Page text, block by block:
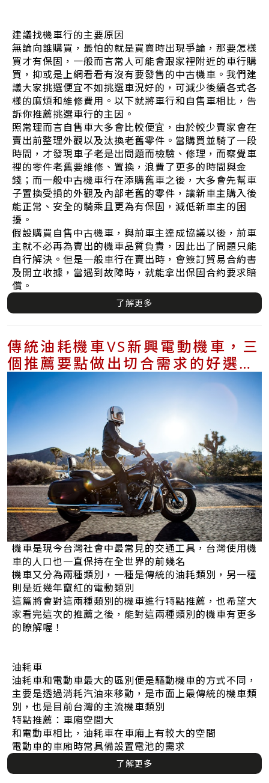
建議找機車行的主要原因
無論向誰購買，最怕的就是買賣時出現爭論，那要怎樣
買才有保固，一般而言常人可能會跟家裡附近的車行購
買，抑或是上網看看有沒有要發售的中古機車。我們建
議大家挑選便宜不如挑選車況好的，可減少後續各式各
樣的麻煩和維修費用。以下就將車行和自售車相比，告
訴你推薦挑選車行的主因。
照常理而言自售車大多會比較便宜，由於較少賣家會在
賣出前整理外觀以及汰換老舊零件。當購買並騎了一段
時間，才發現車子老是出問題而檢驗、修理，而察覺車
裡的零件老舊要維修、置換，浪費了更多的時間與金
錢；而一般中古機車行在添購舊車之後，大多會先幫車
子置換受損的外觀及內部老舊的零件，讓新車主購入後
能正常、安全的騎乘且更為有保固，減低新車主的困
擾。
假設購買自售中古機車，與前車主達成協議以後，前車
主就不必再為賣出的機車品質負責，因此出了問題只能
自行解決。但是一般車行在賣出時，會簽訂貿易合約書
及開立收據，當遇到故障時，就能拿出保固合約要求賠
償。
了解更多
傳統油耗機車VS新興電動機車，三
個推薦要點做出切合需求的好選
機車是現今台灣社會中最常見的交通工具，台灣使用機
車的人口也一直保持在全世界的前幾名
機車又分為兩種類別，一種是傳統的油耗類別，另一種
則是近幾年竄紅的電動類別
這篇將會對這兩種類別的機車進行特點推薦，也希望大
家看完這次的推薦之後，能對這兩種類別的機車有更多
的瞭解喔！
油耗車
油耗車和電動車最大的區別便是驅動機車的方式不同，
主要是透過消耗汽油來移動，是市面上最傳統的機車類
別，也是目前台灣的主流機車類別
特點推薦：車廂空間大
和電動車相比，油耗車在車廂上有較大的空間
電動車的車廂時常具備設置電池的需求
了解更多